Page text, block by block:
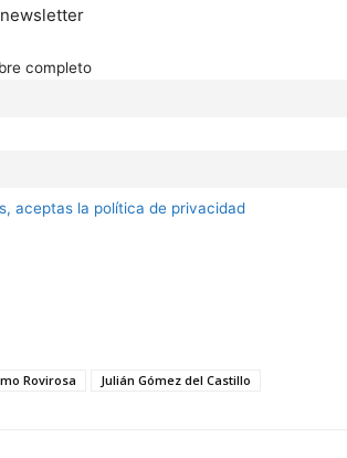
completo
aceptas la política de privacidad
Rovirosa Julián Gómez del Castillo